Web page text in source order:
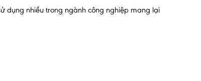
dụng nhiều trong ngành công nghiệp mang lại